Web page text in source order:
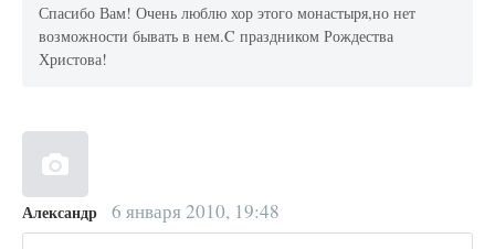
Спасибо Вам! Очень люблю хор этого монастыря,но нет
возможности бывать в нем.C праздником Рождества
Христова!
Александр 6 января 2010, 19:48